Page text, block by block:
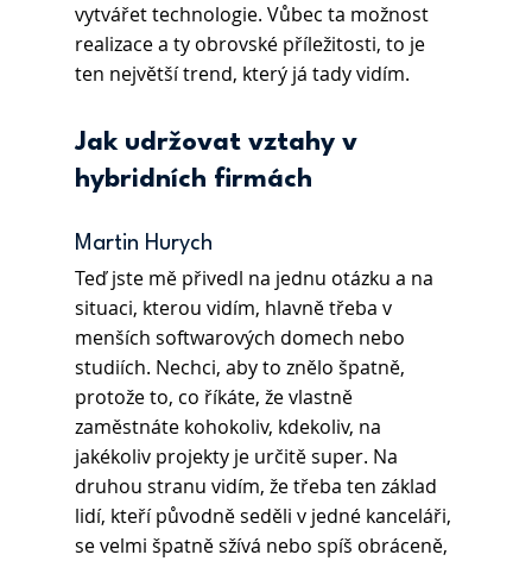
vytvářet technologie. Vůbec ta možnost
realizace a ty obrovské příležitosti, to je
ten největší trend, který já tady vidím.
Jak udržovat vztahy v
hybridních firmách
Martin Hurych
Teď jste mě přivedl na jednu otázku a na
situaci, kterou vidím, hlavně třeba v
menších softwarových domech nebo
studiích. Nechci, aby to znělo špatně,
protože to, co říkáte, že vlastně
zaměstnáte kohokoliv, kdekoliv, na
jakékoliv projekty je určitě super. Na
druhou stranu vidím, že třeba ten základ
lidí, kteří původně seděli v jedné kanceláři,
se velmi špatně sžívá nebo spíš obráceně,